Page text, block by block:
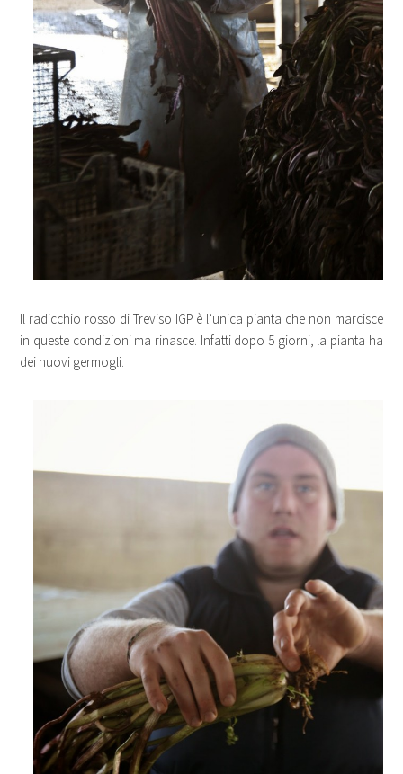
Il radicchio rosso di Treviso IGP è l’unica pianta che non marcisce
in queste condizioni ma rinasce. Infatti dopo 5 giorni, la pianta ha
dei nuovi germogli.